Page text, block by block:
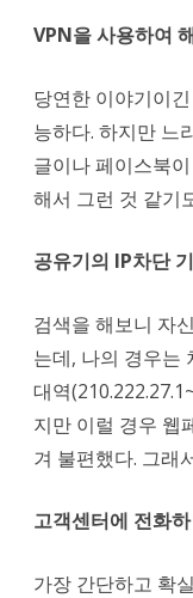
VPN을 사용하여
당연한 이야기이
능하다. 하지만 느
글이나 페이스북
해서 그런 것 같기
공유기의 IP차단
검색을 해보니 자
는데, 나의 경우는
대역
지만 이럴 경우 웹
겨 불편했다. 그래
고객센터에 전화
가장 간단하고 확